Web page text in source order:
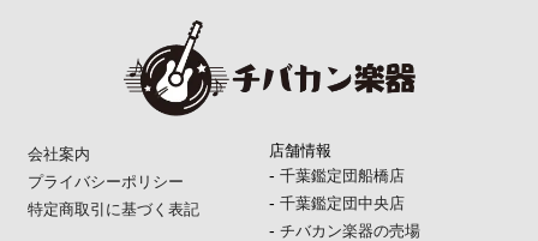
会社案内
プライバシーポリシー
特定商取引に基づく表記
店舗情報
- 千葉鑑定団船橋店
- 千葉鑑定団中央店
- チバカン楽器の売場